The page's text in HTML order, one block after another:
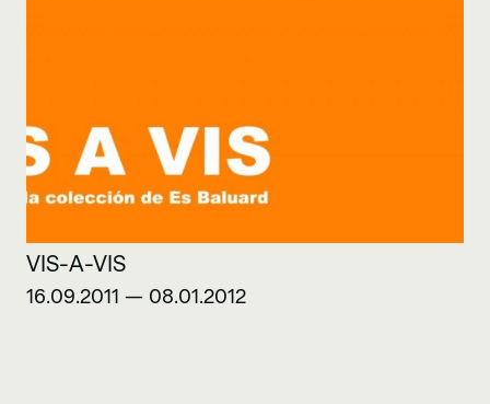
VIS-A-VIS
16.09.2011 — 08.01.2012